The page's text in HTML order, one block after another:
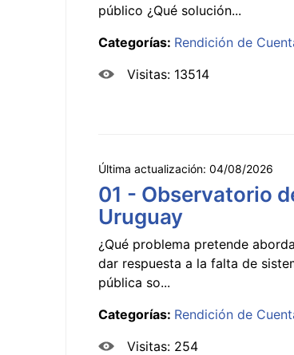
público ¿Qué solución...
Categorías: Rendición de
Visitas: 13514
Última actualización: 04/08/2026
01 - Observatorio
Uruguay
¿Qué problema pretende
dar respuesta a la falta de
pública so...
Categorías: Rendición de
Visitas: 254